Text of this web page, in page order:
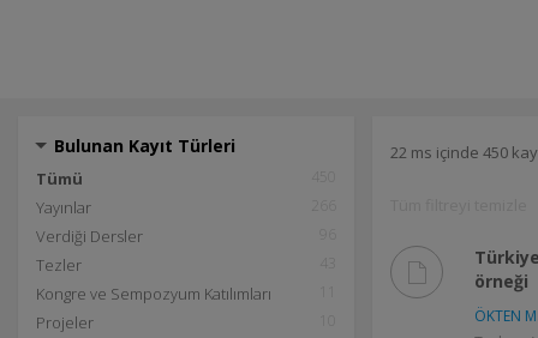
Bulunan Kayıt Türleri
Tümü
Yayınlar
Verdiği Dersler
Tezler
Kongre ve Sempozyum Katılımları
Projeler
22 ms içinde 450
örneği
ÖKTEN